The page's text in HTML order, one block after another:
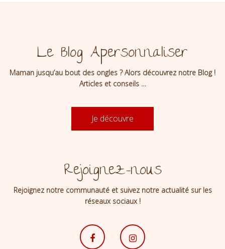
Le Blog Apersonnaliser
Maman jusqu’au bout des ongles ? Alors découvrez notre Blog !
Articles et conseils …
Je découvre
Rejoignez-nous
Rejoignez notre communauté et suivez notre actualité sur les
réseaux sociaux !